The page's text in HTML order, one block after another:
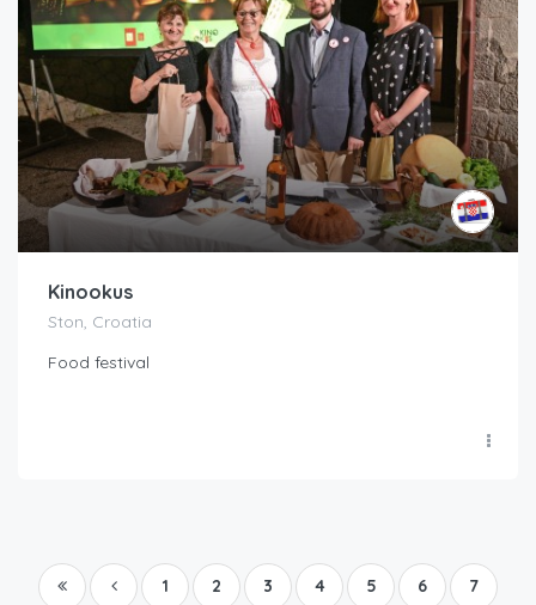
Kinookus
Ston, Croatia
Food festival
1 2 3 4 5 6 7